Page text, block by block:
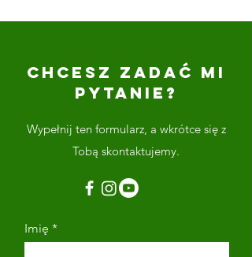
CHCESZ ZADAĆ MI
PYTANIE?
Wypełnij ten formularz, a wkrótce się z
Tobą skontaktujemy.
Imię